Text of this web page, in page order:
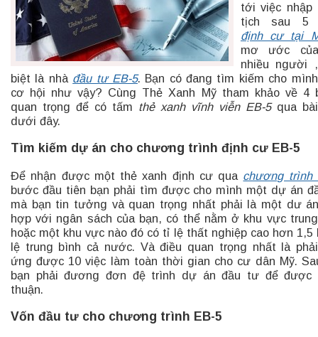
tới việc nhập
tịch sau 5
định cư tại
mơ ước
nhiều người
biệt là nhà đầu tư EB-5. Bạn có đang tìm kiếm cho
cơ hội như vậy? Cùng Thẻ Xanh Mỹ tham khảo về 4
quan trọng để có tấm thẻ xanh vĩnh viễn EB-5qua
dưới đây.
Tìm kiếm dự án cho chương trình định cư EB-5
Để nhận được một thẻ xanh định cư qua chương trình
bước đầu tiên bạn phải tìm được cho mình một dự án
mà bạn tin tưởng và quan trọng nhất phải là một dư
hợp với ngân sách của bạn, có thể nằm ở khu vực
hoặc một khu vực nào đó có tỉ lệ thất nghiệp cao hơn 1,5
lệ trung bình cả nước. Và điều quan trọng nhất là
ứng được 10 việc làm toàn thời gian cho cư dân Mỹ.
bạn phải đương đơn đệ trình dự án đầu tư để được
thuận.
Vốn đầu tư cho chương trình EB-5